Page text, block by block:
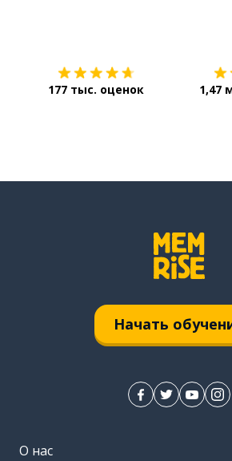
177 тыс. оценок 1,47
Начать
О нас